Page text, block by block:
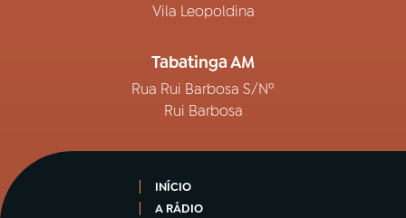
Vila Leopoldina
Tabatinga AM
Rua Rui Barbosa S/Nº
Rui Barbosa
INÍCIO
A RÁDIO